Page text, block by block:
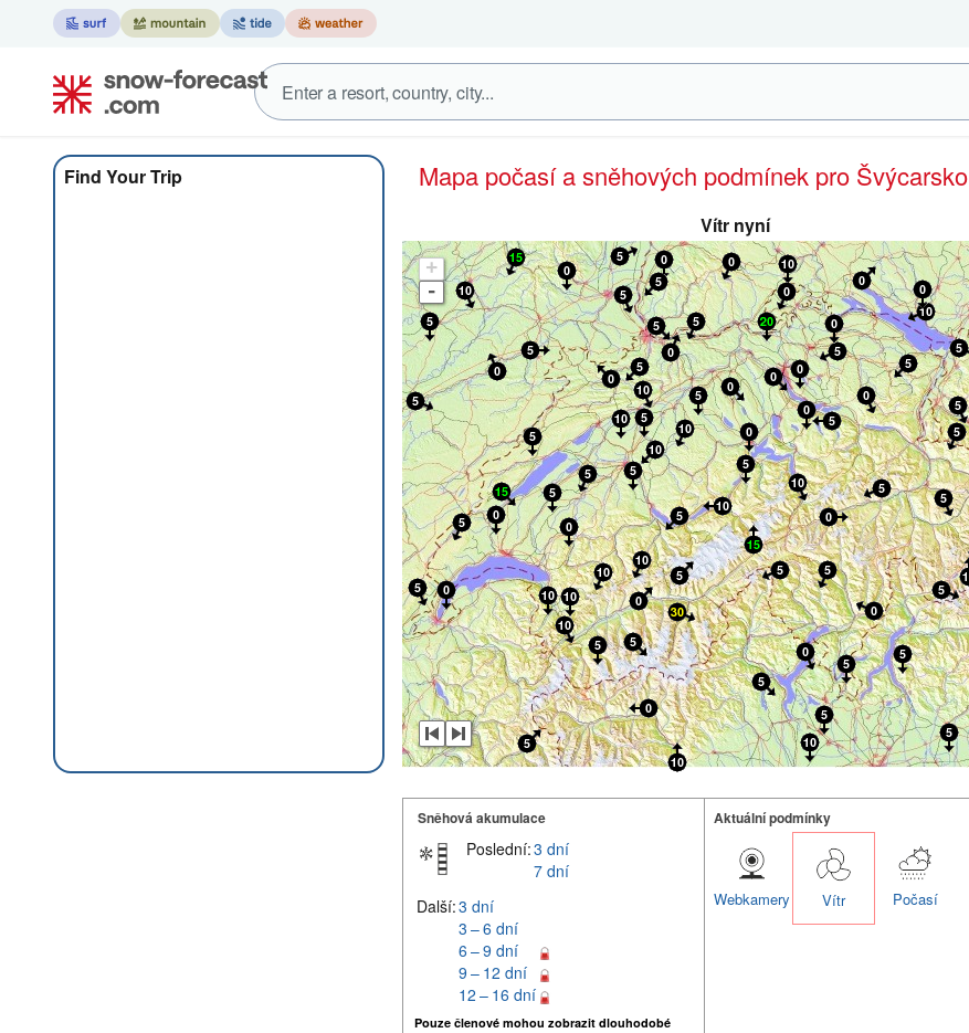
Find Your Trip Mapa počasí a sněhových podmínek pro Švýcarsko
Vítr nyní
+
-
Sněhová akumulace
Poslední:3 dní
7 dní
Další:3 dní
3 – 6 dní
6 – 9 dní
9 – 12 dní
12 – 16 dní
Pouze členové mohou zobrazit dlouhodobé
Aktuální podmínky
Počasí
Vítr
Webkamery